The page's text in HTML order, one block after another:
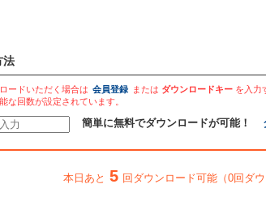
法
ードいただく場合は 会員登録 または ダウンロードキー を入力
な回数が設定されています。
簡単に無料でダウンロードが可能！
本日あと 5 回ダウンロード可能（0回ダウ